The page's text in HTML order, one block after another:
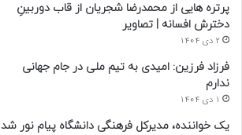
پرتره هایی از محمدرضا شجریان از قاب دوربینِ
دخترش افسانه | تصاویر
2 دی 1404
فرزاد فرزین: امیدی به تیم ملی در جام جهانی
ندارم
1 دی 1404
یک خواننده، مدیرکل فرهنگی دانشگاه پیام نور شد